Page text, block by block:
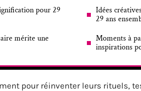
pour 29
mérite une
Idées
29 ans
Moments à
inspirations
pour réinventer leurs rituels,